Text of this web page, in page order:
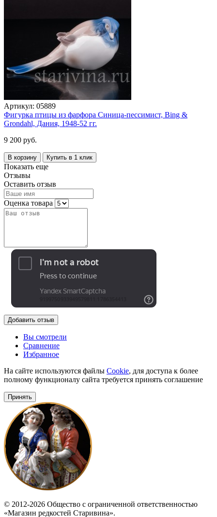
Артикул: 05889
Фигурка птицы из фарфора Синица-пессимист, Bing &
Grondahl, Дания, 1948-52 гг.
9 200 руб.
В корзину Купить в 1 клик
Показать еще
Отзывы
Оставить отзыв
Оценка товара
Добавить отзыв
Вы смотрели
Сравнение
Избранное
На сайте используются файлы Cookie, для доступа к более
полному функционалу сайта требуется принять соглашение
Принять
© 2012-2026 Общество с ограниченной ответственностью
«Магазин редкостей Старивина».